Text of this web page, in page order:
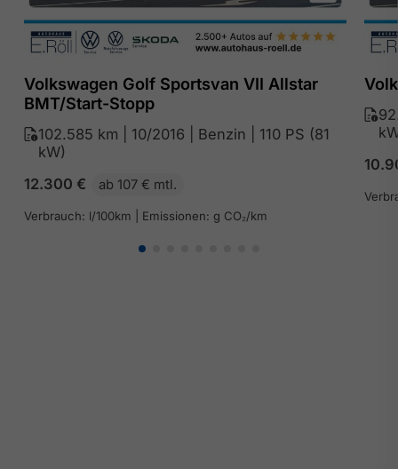
Volkswagen Golf Sportsvan VII Allstar
BMT/Start-Stopp
102.585 km | 10/2016 | Benzin | 110 PS (81
kW)
12.300 € ab 107 € mtl.
Verbrauch: l/100km | Emissionen: g CO₂/km